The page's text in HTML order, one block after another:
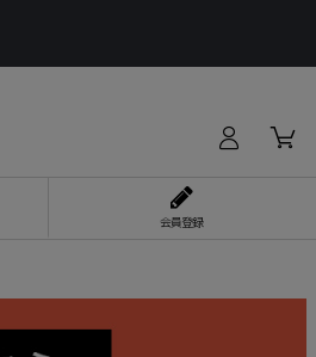
会員登録